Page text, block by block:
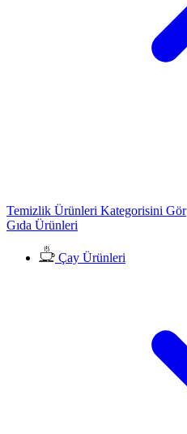
Temizlik Ürünleri Kategorisini Gör
Gıda Ürünleri
Çay Ürünleri